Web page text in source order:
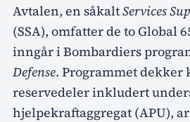
Avtalen, en såkaltServices
(SSA), omfatter de to Global
inngår i Bombardiers
Defense. Programmet dekker
reservedeler inkludert
hjelpekraftaggregat (APU),